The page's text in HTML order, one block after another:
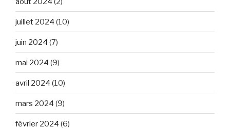
juillet 2024 (10)
juin 2024 (7)
mai 2024 (9)
avril 2024 (10)
mars 2024 (9)
février 2024 (6)